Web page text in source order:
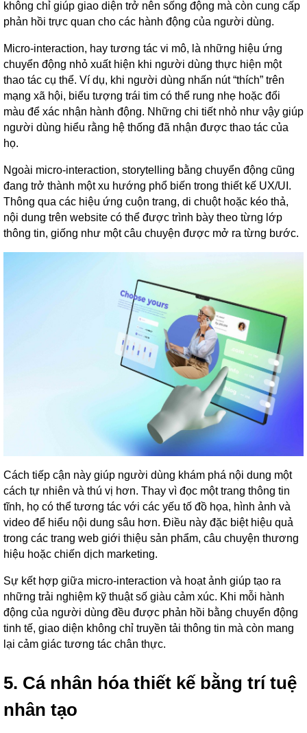
không chỉ giúp giao diện trở nên sống động mà còn cung cấp
phản hồi trực quan cho các hành động của người dùng.
Micro-interaction, hay tương tác vi mô, là những hiệu ứng
chuyển động nhỏ xuất hiện khi người dùng thực hiện một
thao tác cụ thể. Ví dụ, khi người dùng nhấn nút “thích” trên
mạng xã hội, biểu tượng trái tim có thể rung nhẹ hoặc đổi
màu để xác nhận hành động. Những chi tiết nhỏ như vậy giúp
người dùng hiểu rằng hệ thống đã nhận được thao tác của
họ.
Ngoài micro-interaction, storytelling bằng chuyển động cũng
đang trở thành một xu hướng phổ biến trong thiết kế UX/UI.
Thông qua các hiệu ứng cuộn trang, di chuột hoặc kéo thả,
nội dung trên website có thể được trình bày theo từng lớp
thông tin, giống như một câu chuyện được mở ra từng bước.
Cách tiếp cận này giúp người dùng khám phá nội dung một
cách tự nhiên và thú vị hơn. Thay vì đọc một trang thông tin
tĩnh, họ có thể tương tác với các yếu tố đồ họa, hình ảnh và
video để hiểu nội dung sâu hơn. Điều này đặc biệt hiệu quả
trong các trang web giới thiệu sản phẩm, câu chuyện thương
hiệu hoặc chiến dịch marketing.
Sự kết hợp giữa micro-interaction và hoạt ảnh giúp tạo ra
những trải nghiệm kỹ thuật số giàu cảm xúc. Khi mỗi hành
động của người dùng đều được phản hồi bằng chuyển động
tinh tế, giao diện không chỉ truyền tải thông tin mà còn mang
lại cảm giác tương tác chân thực.
5. Cá nhân hóa thiết kế bằng trí tuệ
nhân tạo